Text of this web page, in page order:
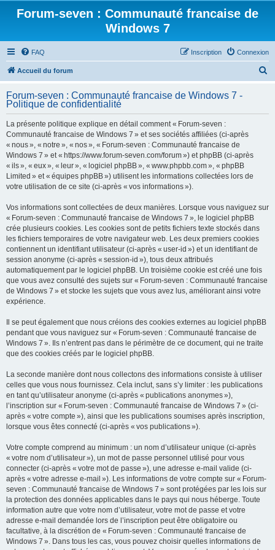
Forum-seven : Communauté francaise de
Windows 7
FAQ Connexion
Inscription
Accueil du forum
h
Forum-seven : Communauté francaise de Windows 7 -
Politique de confidentialité
La présente politique explique en détail comment « Forum-seven :
Communauté francaise de Windows 7 » et ses sociétés affiliées (ci-après
« nous », « notre », « nos », « Forum-seven : Communauté francaise de
Windows 7 » et « https://www.forum-seven.com/forum ») et phpBB (ci-après
« ils », « eux », « leur », « logiciel phpBB », « www.phpbb.com », « phpBB
Limited » et « équipes phpBB ») utilisent les informations collectées lors de
votre utilisation de ce site (ci-après « vos informations »).
Vos informations sont collectées de deux manières. Lorsque vous naviguez sur
« Forum-seven : Communauté francaise de Windows 7 », le logiciel phpBB
crée plusieurs cookies. Les cookies sont de petits fichiers texte stockés dans
les fichiers temporaires de votre navigateur web. Les deux premiers cookies
contiennent un identifiant utilisateur (ci-après « user-id ») et un identifiant de
session anonyme (ci-après « session-id »), tous deux attribués
automatiquement par le logiciel phpBB. Un troisième cookie est créé une fois
que vous avez consulté des sujets sur « Forum-seven : Communauté francaise
de Windows 7 » et stocke les sujets que vous avez lus, améliorant ainsi votre
expérience.
Il se peut également que nous créions des cookies externes au logiciel phpBB
pendant que vous naviguez sur « Forum-seven : Communauté francaise de
Windows 7 ». Ils n’entrent pas dans le périmètre de ce document, qui ne traite
que des cookies créés par le logiciel phpBB.
La seconde manière dont nous collectons des informations consiste à utiliser
celles que vous nous fournissez. Cela inclut, sans s’y limiter : les publications
en tant qu’utilisateur anonyme (ci-après « publications anonymes »),
l’inscription sur « Forum-seven : Communauté francaise de Windows 7 » (ci-
après « votre compte »), ainsi que les publications soumises après inscription,
lorsque vous êtes connecté (ci-après « vos publications »).
Votre compte comprend au minimum : un nom d’utilisateur unique (ci-après
« votre nom d’utilisateur »), un mot de passe personnel utilisé pour vous
connecter (ci-après « votre mot de passe »), une adresse e-mail valide (ci-
après « votre adresse e-mail »). Les informations de votre compte sur « Forum-
seven : Communauté francaise de Windows 7 » sont protégées par les lois sur
la protection des données applicables dans le pays qui nous héberge. Toute
information autre que votre nom d’utilisateur, votre mot de passe et votre
adresse e-mail demandée lors de l’inscription peut être obligatoire ou
facultative, à la discrétion de « Forum-seven : Communauté francaise de
Windows 7 ». Dans tous les cas, vous pouvez choisir quelles informations de